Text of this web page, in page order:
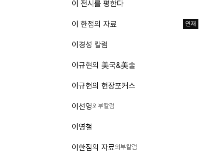
이 전시를 평한다
이 한점의 자료 연재
이경성 칼럼
이규현의 美국&美술
이규현의 현장포커스
이선영외부칼럼
이영철
이한점의 자료외부칼럼